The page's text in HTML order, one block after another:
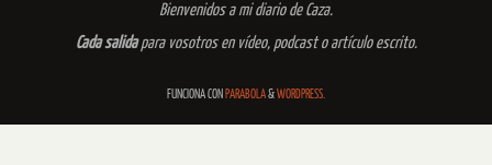
Bienvenidos a mi diario de Caza.
Cada salidapara vosotros en vídeo, podcast o artículo escrito.
FUNCIONA CON PARABOLA&WORDPRESS.